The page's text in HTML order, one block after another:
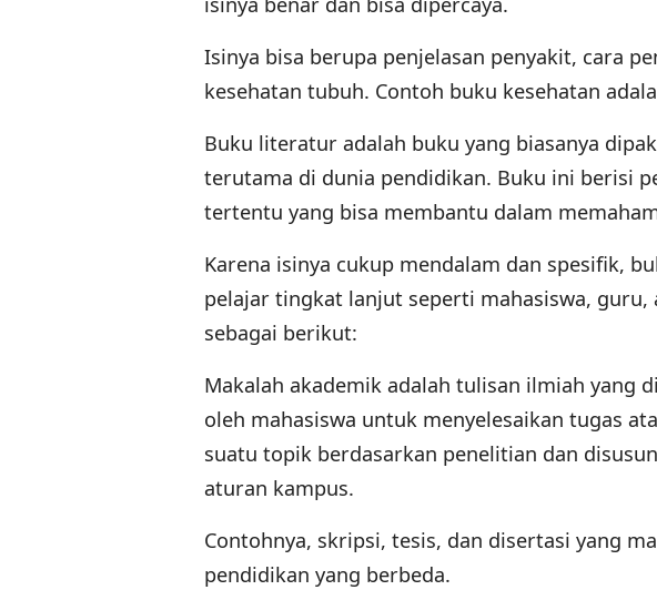
Isinya bisa berupa penjelasan penyakit, cara
kesehatan tubuh. Contoh buku kesehatan
Buku literatur adalah buku yang biasanya
terutama di dunia pendidikan. Buku ini berisi
tertentu yang bisa membantu dalam
Karena isinya cukup mendalam dan spesifik,
pelajar tingkat lanjut seperti mahasiswa,
sebagai berikut:
Makalah akademik adalah tulisan ilmiah yang
oleh mahasiswa untuk menyelesaikan tugas
suatu topik berdasarkan penelitian dan
aturan kampus.
Contohnya, skripsi, tesis, dan disertasi yang
pendidikan yang berbeda.